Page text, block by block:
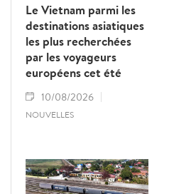
Le Vietnam parmi les
destinations asiatiques
les plus recherchées
par les voyageurs
européens cet été
10/08/2026
NOUVELLES